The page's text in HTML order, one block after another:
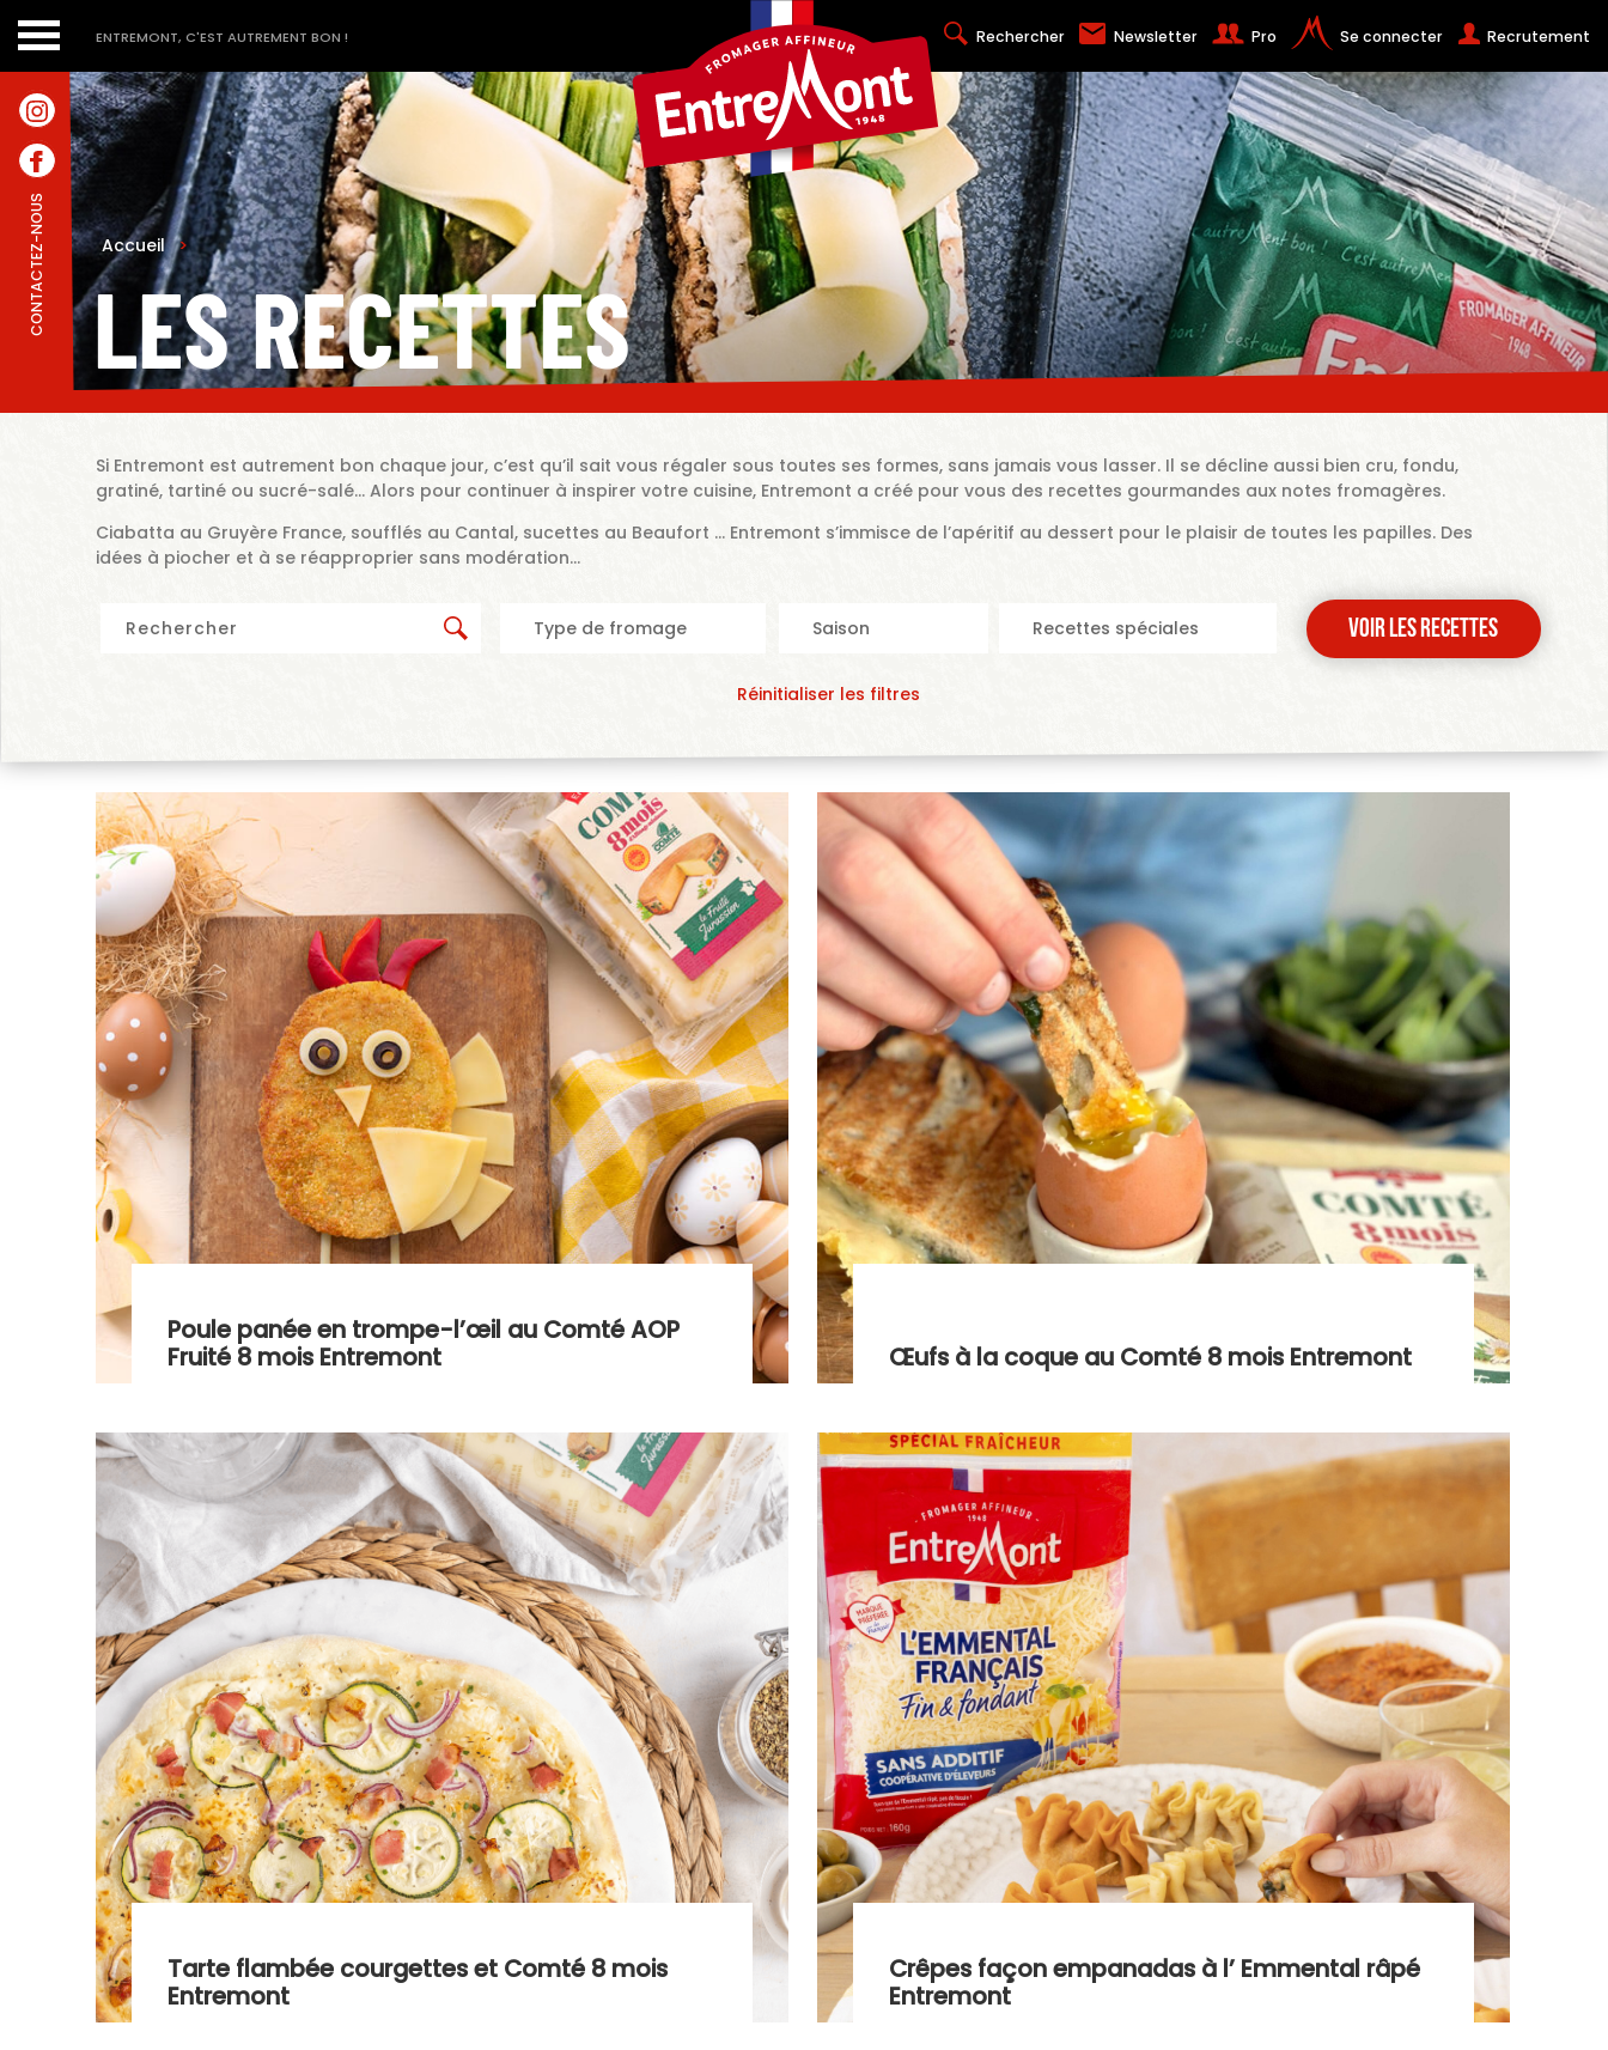
CONTACTEZ-NOUS
ENTREMONT, C'EST AUTREMENT BON ! Rechercher Newsletter Pro Se connecter Recrutement
Accueil >
LES RECETTES
Si Entremont est autrement bon chaque jour, c’est qu’il sait vous régaler sous toutes ses formes, sans jamais vous lasser. Il se décline aussi bien cru, fondu,
gratiné, tartiné ou sucré-salé… Alors pour continuer à inspirer votre cuisine, Entremont a créé pour vous des recettes gourmandes aux notes fromagères.
Ciabatta au Gruyère France, soufflés au Cantal, sucettes au Beaufort … Entremont s’immisce de l’apéritif au dessert pour le plaisir de toutes les papilles. Des
idées à piocher et à se réapproprier sans modération…
Réinitialiser les filtres
Poule panée en trompe-l’œil au Comté AOP
Fruité 8 mois Entremont
Œufs à la coque au Comté 8 mois Entremont
Tarte flambée courgettes et Comté 8 mois
Entremont
Crêpes façon empanadas à l’ Emmental râpé
Entremont